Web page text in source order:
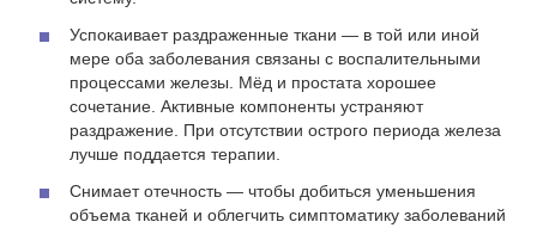
Успокаивает раздраженные ткани — в той или иной
мере оба заболевания связаны с воспалительными
процессами железы. Мёд и простата хорошее
сочетание. Активные компоненты устраняют
раздражение. При отсутствии острого периода железа
лучше поддается терапии.
Снимает отечность — чтобы добиться уменьшения
объема тканей и облегчить симптоматику заболеваний